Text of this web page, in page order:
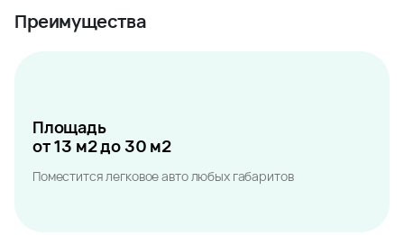
Преимущества
Площадь
от 13 м2 до 30 м2
Поместится легковое авто любых габаритов